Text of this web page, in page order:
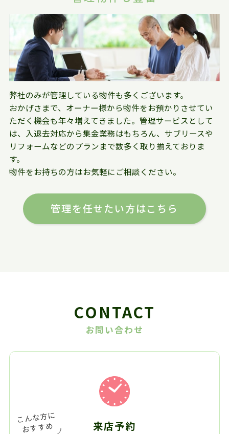
弊社のみが管理している物件も多くございます。
おかげさまで、オーナー様から物件をお預かりさせてい
ただく機会も年々増えてきました。管理サービスとして
は、入退去対応から集金業務はもちろん、サブリースや
リフォームなどのプランまで数多く取り揃えておりま
す。
物件をお持ちの方はお気軽にご相談ください。
管理を任せたい方はこちら
CONTACT
お問い合わせ
来店予約